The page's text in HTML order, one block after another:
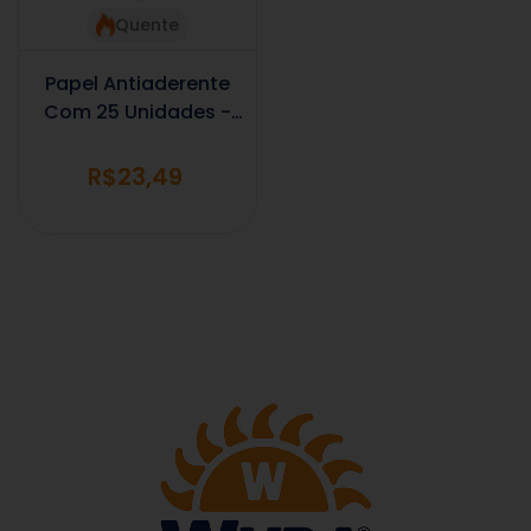
Quente
Papel Antiaderente
Com 25 Unidades -
Pequena
R$23,49